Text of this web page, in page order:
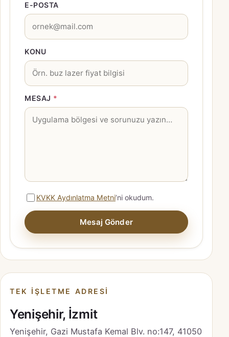
E-POSTA
KONU
MESAJ *
KVKK Aydınlatma Metni’ni okudum.
Mesaj Gönder
TEK IŞLETME ADRESI
Yenişehir, İzmit
Yenişehir, Gazi Mustafa Kemal Blv. no:147, 41050